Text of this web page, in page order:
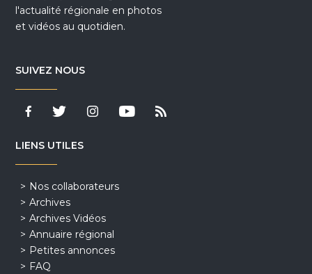
l'actualité régionale en photos
et vidéos au quotidien.
SUIVEZ NOUS
LIENS UTILES
Nos collaborateurs
Archives
Archives Vidéos
Annuaire régional
Petites annonces
FAQ